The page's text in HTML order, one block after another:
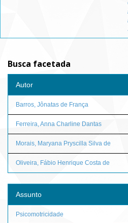
Busca facetada
Autor
Barros, Jônatas de França
Ferreira, Anna Charline Dantas
Morais, Maryana Pryscilla Silva de
Oliveira, Fábio Henrique Costa de
Assunto
Psicomotricidade